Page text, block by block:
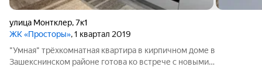
улица Монтклер,7к1
ЖК «Просторы», 1 квартал 2019
"Умная" трёхкомнатная квартира в кирпичном доме в
Зашекснинском районе готова ко встрече с новыми